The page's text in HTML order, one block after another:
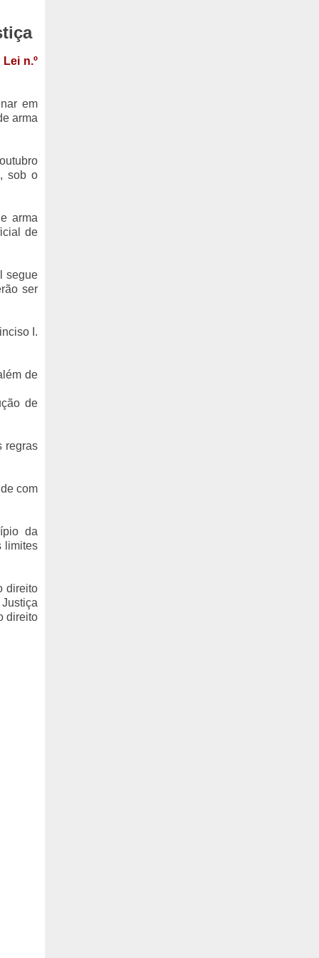
n.º
em
arma
sob o
arma
de
segue
ser
I.
de
de
regras
com
da
limites
direito
direito